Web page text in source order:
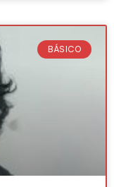
BÁSICO